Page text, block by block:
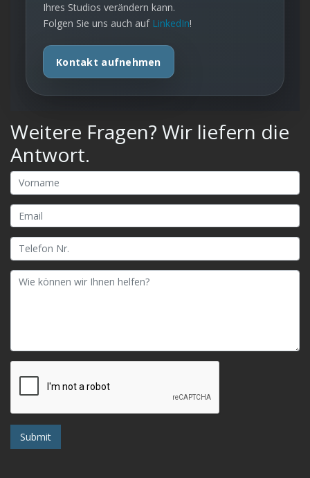
Ihres Studios verändern kann.
Folgen Sie uns auch auf LinkedIn!
Kontakt aufnehmen
Weitere Fragen? Wir liefern die
Antwort.
Submit